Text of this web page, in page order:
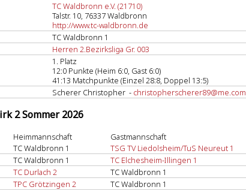
TC Waldbronn e.V. (21710)
Talstr. 10, 76337 Waldbronn
http://www.tc-waldbronn.de
TC Waldbronn 1
Herren 2.Bezirksliga Gr. 003
1. Platz
12:0 Punkte (Heim 6:0, Gast 6:0)
41:13 Matchpunkte (Einzel 28:8, Doppel 13:5)
Scherer Christopher - christopherscherer89@me.com
2 Sommer 2026
Heimmannschaft Gastmannschaft
TC Waldbronn 1 TSG TV Liedolsheim/TuS Neureut 1
TC Waldbronn 1 TC Elchesheim-Illingen 1
TC Durlach 2 TC Waldbronn 1
TPC Grötzingen 2 TC Waldbronn 1